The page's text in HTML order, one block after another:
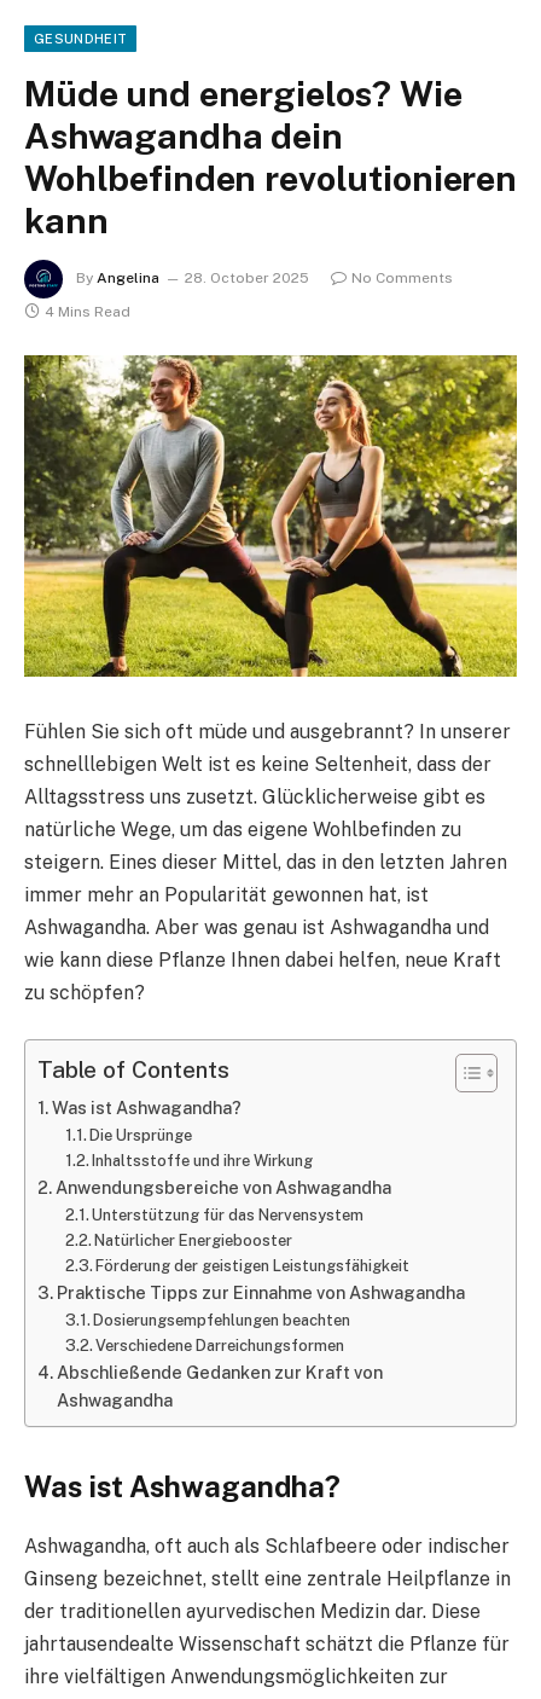
GESUNDHEIT
Müde und energielos? Wie
Ashwagandha dein
Wohlbefinden revolutionieren
kann
By Angelina 28. October 2025
No Comments
4 Mins Read
Fühlen Sie sich oft müde und ausgebrannt? In unserer
schnelllebigen Welt ist es keine Seltenheit, dass der
Alltagsstress uns zusetzt. Glücklicherweise gibt es
natürliche Wege, um das eigene Wohlbefinden zu
steigern. Eines dieser Mittel, das in den letzten Jahren
immer mehr an Popularität gewonnen hat, ist
Ashwagandha. Aber was genau ist Ashwagandha und
wie kann diese Pflanze Ihnen dabei helfen, neue Kraft
zu schöpfen?
Table of Contents
Was ist Ashwagandha?
Die Ursprünge
Inhaltsstoffe und ihre Wirkung
Anwendungsbereiche von Ashwagandha
Unterstützung für das Nervensystem
Natürlicher Energiebooster
Förderung der geistigen Leistungsfähigkeit
Praktische Tipps zur Einnahme von Ashwagandha
Dosierungsempfehlungen beachten
Verschiedene Darreichungsformen
Abschließende Gedanken zur Kraft von
Ashwagandha
Was ist Ashwagandha?
Ashwagandha, oft auch als Schlafbeere oder indischer
Ginseng bezeichnet, stellt eine zentrale Heilpflanze in
der traditionellen ayurvedischen Medizin dar. Diese
jahrtausendealte Wissenschaft schätzt die Pflanze für
ihre vielfältigen Anwendungsmöglichkeiten zur